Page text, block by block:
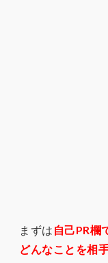
まずは 自己PR欄
どんなことを相